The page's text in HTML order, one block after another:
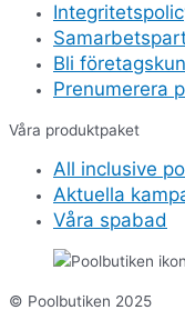
Bli
Prenumerera
Våra produktpaket
All inclusive
Aktuella
Våra spabad
© Poolbutiken 2025